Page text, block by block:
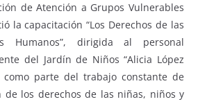
de Atención a Grupos Vulnerables
la capacitación “Los Derechos de las
Humanos”, dirigida al personal
del Jardín de Niños “Alicia López
como parte del trabajo constante de
de los derechos de las niñas, niños y